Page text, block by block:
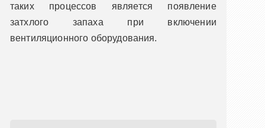
таких процессов является появление
затхлого запаха при включении
вентиляционного оборудования.